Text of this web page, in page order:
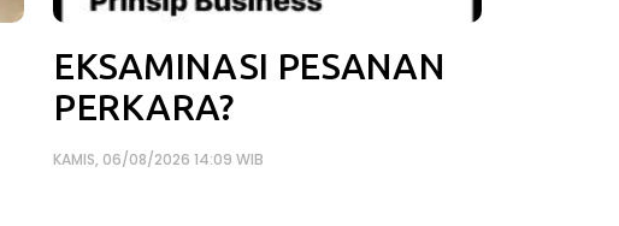
EKSAMINASI PESANAN
PERKARA?
KAMIS, 06/08/2026 14:09 WIB